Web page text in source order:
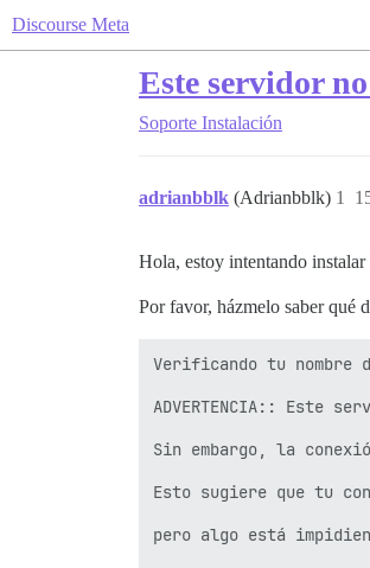
Discourse Meta
Este servidor
Soporte Instalación
adrianbblk (Adrianbblk) 1
Hola, estoy intentando
Por favor, házmelo saber qué
Verificando tu
ADVERTENCIA:: Este
Sin embargo, la
Esto sugiere que tu
pero algo está